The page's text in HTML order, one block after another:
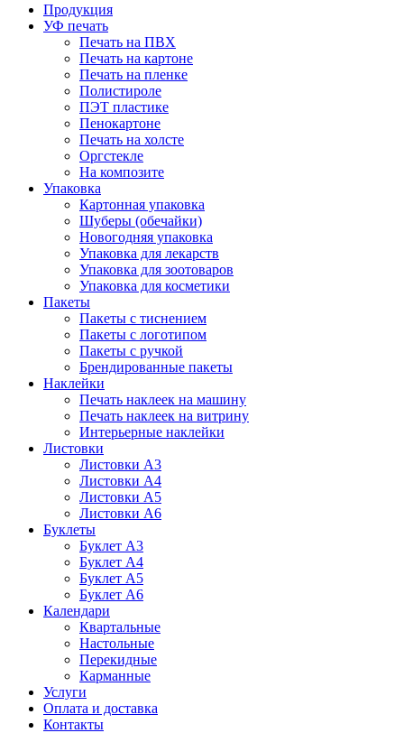
Продукция
УФ печать
Печать на ПВХ
Печать на картоне
Печать на пленке
Полистироле
ПЭТ пластике
Пенокартоне
Печать на холсте
Оргстекле
На композите
Упаковка
Картонная упаковка
Шуберы (обечайки)
Новогодняя упаковка
Упаковка для лекарств
Упаковка для зоотоваров
Упаковка для косметики
Пакеты
Пакеты с тиснением
Пакеты с логотипом
Пакеты с ручкой
Брендированные пакеты
Наклейки
Печать наклеек на машину
Печать наклеек на витрину
Интерьерные наклейки
Листовки
Листовки А3
Листовки А4
Листовки А5
Листовки А6
Буклеты
Буклет А3
Буклет А4
Буклет А5
Буклет А6
Календари
Квартальные
Настольные
Перекидные
Карманные
Услуги
Оплата и доставка
Контакты